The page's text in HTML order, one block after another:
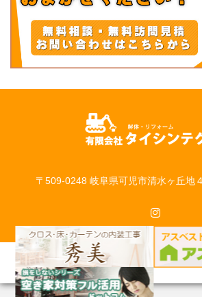
〒509-0248 岐阜県可児市清水ヶ丘地
©有限会社タイシンテ